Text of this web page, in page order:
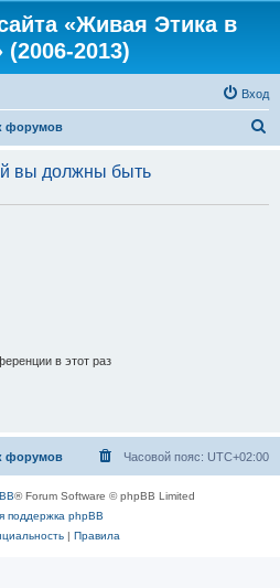
«Живая Этика в
(2006-2013)
Вход
форумов
с
вы должны быть
в этот раз
форумов Часовой пояс: UTC+02:00
® Forum Software © phpBB Limited
поддержка phpBB
| Правила